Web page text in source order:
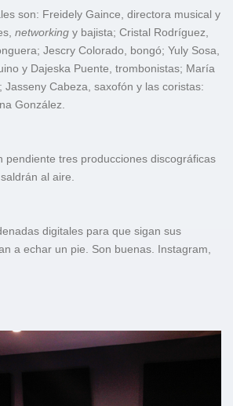
son: Freidely Gaince, directora musical y
networking y bajista; Cristal Rodríguez,
Jescry Colorado, bongó; Yuly Sosa,
y Dajeska Puente, trombonistas; María
Cabeza, saxofón y las coristas:
González.
pendiente tres producciones discográficas
al aire.
digitales para que sigan sus
a echar un pie. Son buenas. Instagram,